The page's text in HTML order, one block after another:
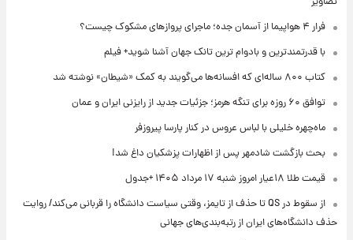
فرار ۴ هواپیما از آسمان جده؛ ماجرای پروازهای مشکوک چیست؟
با قدرتمندترین و بادوام ترین تانک جهان آشنا شوید+ فیلم
کتاب ۸۰۰ ساله‌ای که افسانه‌ها می‌گویند به کمک «شیطان» نوشته شد
توافق ۶۰ روزه برای تنگه هرمز؛ جزئیات جدید از رایزنی ایران و عمان
ماه‌چهره خلیلی با لباس عروس در کنار پارسا پیروزفر
بحث بازگشت شادمهر پس از اظهارات پزشکیان داغ شد!
قیمت طلا ۱۸عیار امروز شنبه ۱۷ مرداد ۱۴۰۵ +جدول
از سقوط در QS تا حذف از تایمز، وقتی سیاست دانشگاه را قربانی می‌کند/ روایت
حذف دانشگاه‌های ایران از رتبه‌بندی‌های جهانی